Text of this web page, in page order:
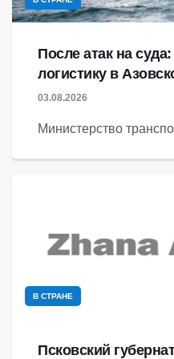
После атак на
логистику в
03.08.2026
Министерство
В СТРАНЕ
Псковский